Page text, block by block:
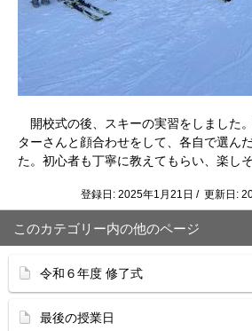
開校式の後、スキーの実習をしました
ターさんと顔合わせをして、各自で選ん
た。初心者も丁寧に教えてもらい、楽し
登録日: 2025年1月21日 / 更新日:
このカテゴリー内の他のページ
令和６年度 修了式
最後の授業日